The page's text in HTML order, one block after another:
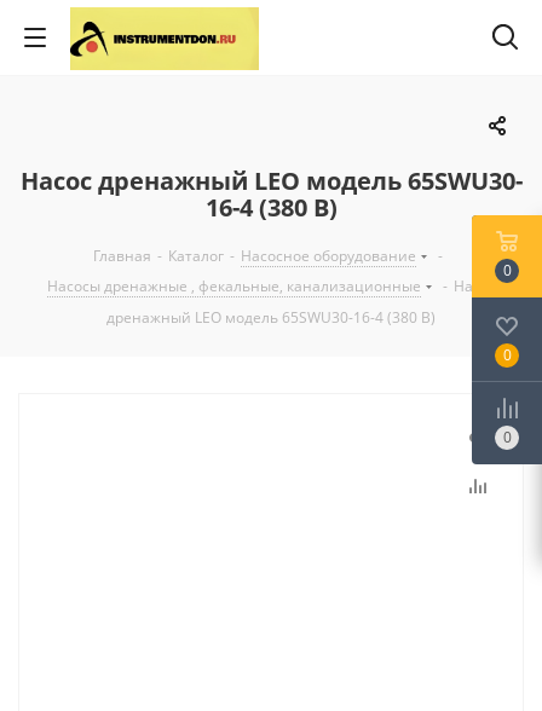
Насос дренажный LEO модель 65SWU30-
16-4 (380 В)
Главная - Каталог - Насосное оборудование
-
Насосы дренажные , фекальные, канализационные
- Насос
дренажный LEO модель 65SWU30-16-4 (380 В)
0
0
0